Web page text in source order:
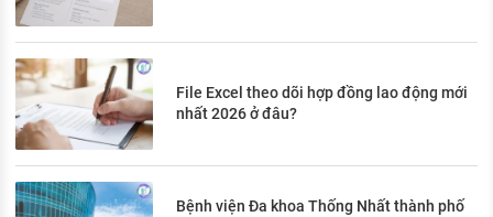
File Excel theo dõi hợp đồng lao động mới
nhất 2026 ở đâu?
Bệnh viện Đa khoa Thống Nhất thành phố